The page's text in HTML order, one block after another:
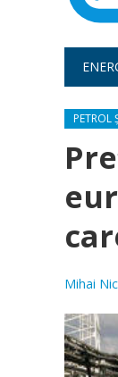
PETROL
Mihai